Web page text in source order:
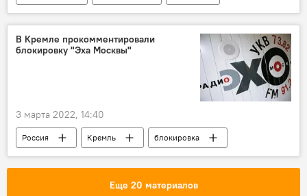
В Кремле прокомментировали
блокировку "Эха Москвы"
3 марта 2022, 14:40
Россия Кремль
блокировка
Эхо Москвы
Еще 20 материалов